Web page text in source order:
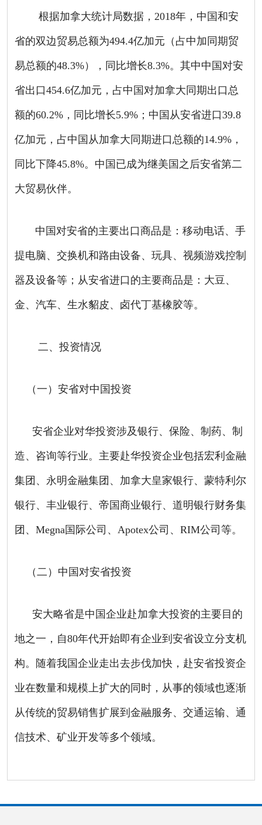
根据加拿大统计局数据，2018年，中国和安
省的双边贸易总额为494.4亿加元（占中加同期贸
易总额的48.3%），同比增长8.3%。其中中国对安
省出口454.6亿加元，占中国对加拿大同期出口总
额的60.2%，同比增长5.9%；中国从安省进口39.8
亿加元，占中国从加拿大同期进口总额的14.9%，
同比下降45.8%。中国已成为继美国之后安省第二
大贸易伙伴。
中国对安省的主要出口商品是：移动电话、手
提电脑、交换机和路由设备、玩具、视频游戏控制
器及设备等；从安省进口的主要商品是：大豆、
金、汽车、生水貂皮、卤代丁基橡胶等。
二、投资情况
（一）安省对中国投资
安省企业对华投资涉及银行、保险、制药、制
造、咨询等行业。主要赴华投资企业包括宏利金融
集团、永明金融集团、加拿大皇家银行、蒙特利尔
银行、丰业银行、帝国商业银行、道明银行财务集
团、Megna国际公司、Apotex公司、RIM公司等。
（二）中国对安省投资
安大略省是中国企业赴加拿大投资的主要目的
地之一，自80年代开始即有企业到安省设立分支机
构。随着我国企业走出去步伐加快，赴安省投资企
业在数量和规模上扩大的同时，从事的领域也逐渐
从传统的贸易销售扩展到金融服务、交通运输、通
信技术、矿业开发等多个领域。